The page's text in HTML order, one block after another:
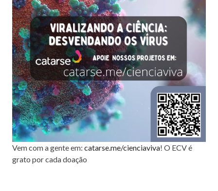
Vem com a gente em: catarse.me/cienciaviva! O ECV é
grato por cada doação